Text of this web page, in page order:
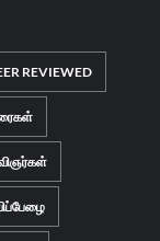
REVIEWED